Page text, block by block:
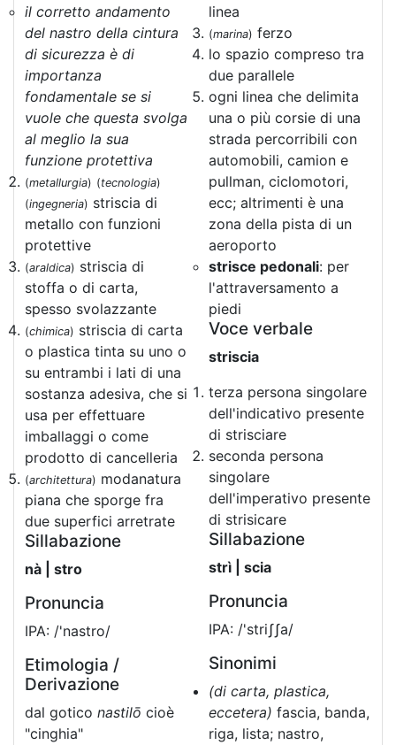
il corretto andamento
del nastro della cintura
di sicurezza è di
importanza
fondamentale se si
vuole che questa svolga
al meglio la sua
funzione protettiva
(metallurgia) (tecnologia)
(ingegneria) striscia di
metallo con funzioni
protettive
(araldica) striscia di
stoffa o di carta,
spesso svolazzante
(chimica) striscia di carta
o plastica tinta su uno o
su entrambi i lati di una
sostanza adesiva, che si
usa per effettuare
imballaggi o come
prodotto di cancelleria
(architettura) modanatura
piana che sporge fra
due superfici arretrate
Sillabazione
nà | stro
Pronuncia
IPA: /'nastro/
Etimologia /
Derivazione
dal gotico nastilō cioè
"cinghia"
linea
(marina) ferzo
lo spazio compreso tra
due parallele
ogni linea che delimita
una o più corsie di una
strada percorribili con
automobili, camion e
pullman, ciclomotori,
ecc; altrimenti è una
zona della pista di un
aeroporto
strisce pedonali: per
l'attraversamento a
piedi
Voce verbale
striscia
terza persona singolare
dell'indicativo presente
di strisciare
seconda persona
singolare
dell'imperativo presente
di strisicare
Sillabazione
strì | scia
Pronuncia
IPA: /'striʃʃa/
Sinonimi
(di carta, plastica,
eccetera) fascia, banda,
riga, lista; nastro,